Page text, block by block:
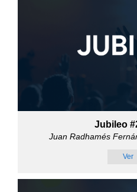
Jubileo
Juan Radhamés
Ver